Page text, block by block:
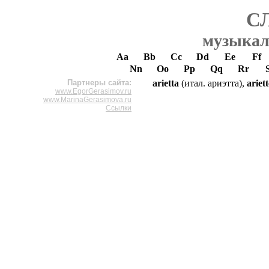
Aa Bb Cc Dd Ee
Ff
Nn
Oo Pp Qq Rr
Партнеры сайта:
www.EgorGerasimov.ru
www.MarinaGerasimova.ru
Ссылки
arietta (итал. ариэтта),